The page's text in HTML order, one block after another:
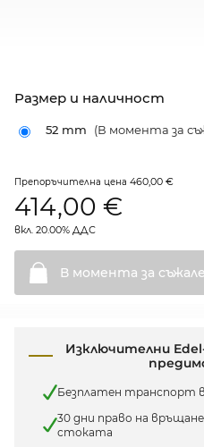
Размер и наличност
52 mm (В момента за
Препоръчителна цена 460,00 €
414,00 €
вкл. 20.00% ДДС
В момента за
Изключителни
Безплатен транспорт
30 дни право на
стоката